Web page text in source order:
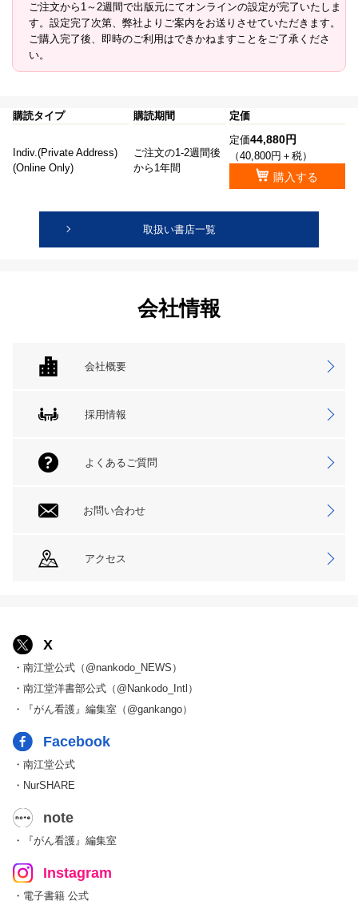
ご注文から1～2週間で出版元にてオンラインの設定が完了いたしま
す。設定完了次第、弊社よりご案内をお送りさせていただきます。
ご購入完了後、即時のご利用はできかねますことをご了承くださ
い。
購読タイプ 購読期間 定価
Indiv.(Private Address)
(Online Only)
ご注文の1-2週間後
から1年間
定価44,880円
（40,800円＋税）
購入する
取扱い書店一覧
会社情報
会社概要
採用情報
よくあるご質問
お問い合わせ
アクセス
X
・南江堂公式（@nankodo_NEWS）
・南江堂洋書部公式（@Nankodo_Intl）
・『がん看護』編集室（@gankango）
Facebook
・南江堂公式
・NurSHARE
note
・『がん看護』編集室
Instagram
・電子書籍 公式